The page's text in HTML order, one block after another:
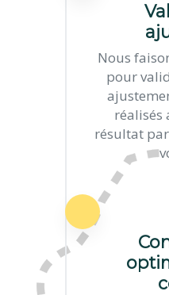
Nous
pour
réalisés
résultat